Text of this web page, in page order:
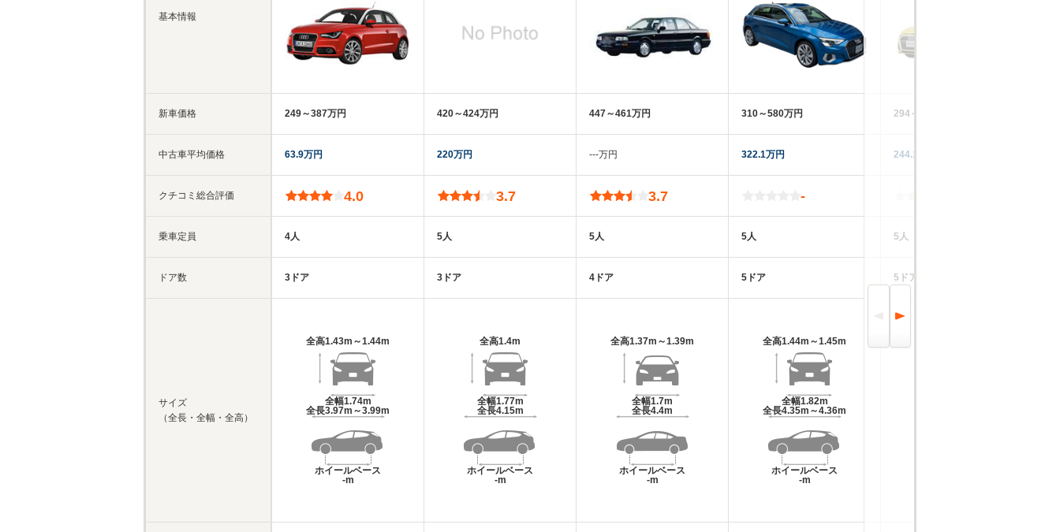
基本情報
新車価格
中古車平均価格
クチコミ総合評価
乗車定員
ドア数
サイズ
（全長・全幅・全高）
249～387万円
63.9万円
4.0
4人
3ドア
全高1.43m～1.44m
全幅1.74m
全長3.97m～3.99m
ホイールベース
-m
420～424万円
220万円
3.7
5人
3ドア
全高1.4m
全幅1.77m
全長4.15m
ホイールベース
-m
447～461万円
‐‐‐万円
3.7
5人
4ドア
全高1.37m～1.39m
全幅1.7m
全長4.4m
ホイールベース
-m
310～580万円
322.1万円
-
5人
5ドア
全高1.44m～1.45m
全幅1.82m
全長4.35m～4.36m
ホイールベース
-m
294～483万円
244.1万円
5人
5ドア